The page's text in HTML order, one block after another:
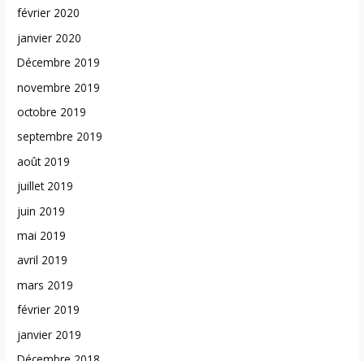
février 2020
janvier 2020
Décembre 2019
novembre 2019
octobre 2019
septembre 2019
août 2019
juillet 2019
juin 2019
mai 2019
avril 2019
mars 2019
février 2019
janvier 2019